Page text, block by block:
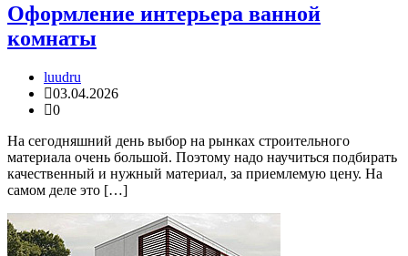
Оформление интерьера ванной
комнаты
luudru
03.04.2026
0
На сегодняшний день выбор на рынках строительного
материала очень большой. Поэтому надо научиться подбирать
качественный и нужный материал, за приемлемую цену. На
самом деле это […]